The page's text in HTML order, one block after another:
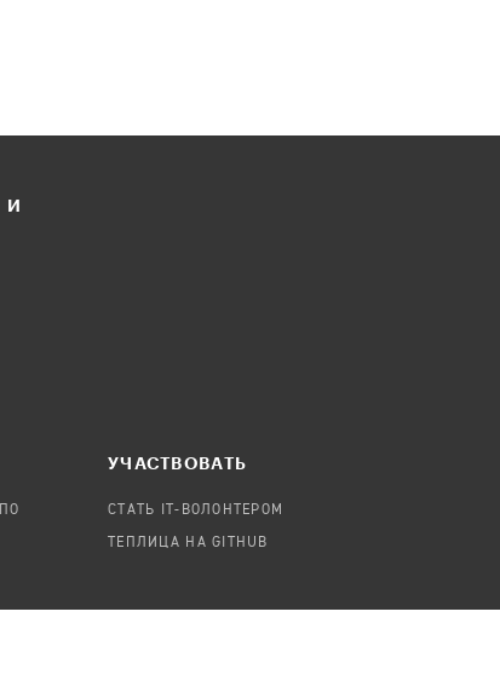
И
УЧАСТВОВАТЬ
СТАТЬ IT-ВОЛОНТЕРОМ
ТЕПЛИЦА НА GITHUB